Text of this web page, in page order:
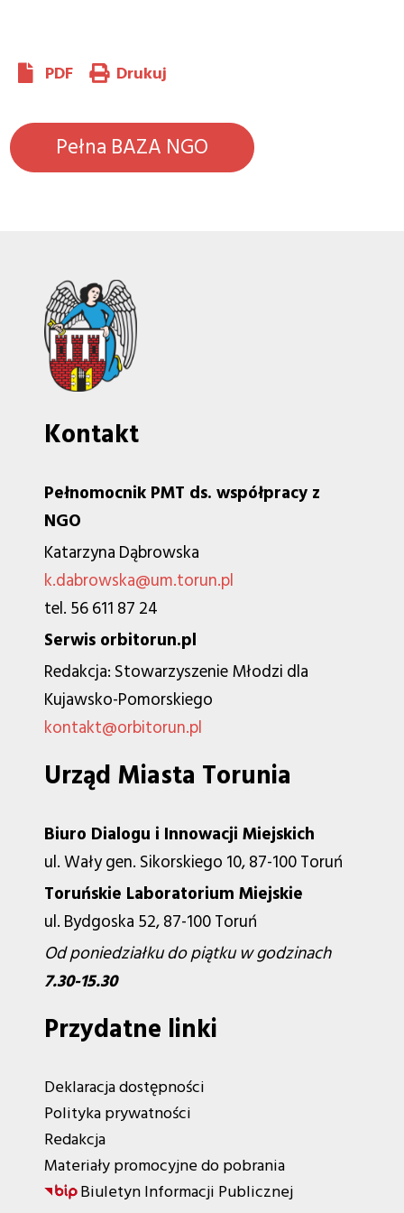
PDF Drukuj
Pełna BAZA NGO
Kontakt
Pełnomocnik PMT ds. współpracy z
NGO
Katarzyna Dąbrowska
k.dabrowska@um.torun.pl
tel. 56 611 87 24
Serwis orbitorun.pl
Redakcja: Stowarzyszenie Młodzi dla
Kujawsko-Pomorskiego
kontakt@orbitorun.pl
Urząd Miasta Torunia
Biuro Dialogu i Innowacji Miejskich
ul. Wały gen. Sikorskiego 10, 87-100 Toruń
Toruńskie Laboratorium Miejskie
ul. Bydgoska 52, 87-100 Toruń
Od poniedziałku do piątku w godzinach
7.30-15.30
Przydatne linki
Deklaracja dostępności
Polityka prywatności
Redakcja
Materiały promocyjne do pobrania
Biuletyn Informacji Publicznej